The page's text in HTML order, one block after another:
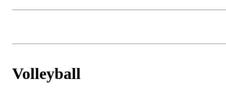
Volleyball